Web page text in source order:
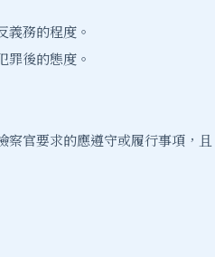
義務的程度。
罪後的態度。
察官要求的應遵守或履行事項，且